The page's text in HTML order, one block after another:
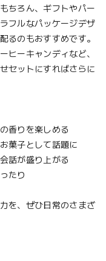
ちろん、ギフトやパー
フルなパッケージデザ
るのもおすすめです。
ヒーキャンディなど、
セットにすればさらに
香りを楽しめる
菓子として話題に
話が盛り上がる
たり
を、ぜひ日常のさまざ